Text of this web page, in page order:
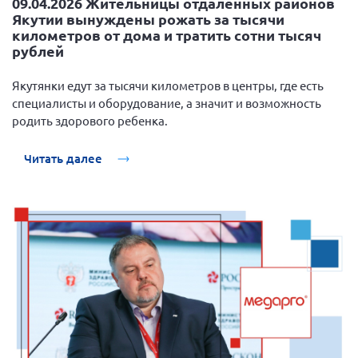
Якутии вынуждены рожать за тысячи
километров от дома и тратить сотни тысяч
рублей
Якутянки едут за тысячи километров в центры, где есть
специалисты и оборудование, а значит и возможность
родить здорового ребенка.
Читать далее